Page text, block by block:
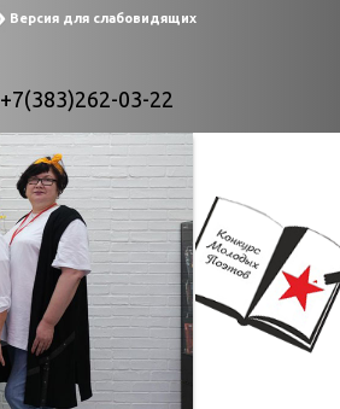
Версия для слабовидящих
+7(383)262-03-22